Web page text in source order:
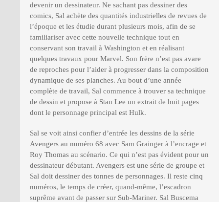
devenir un dessinateur. Ne sachant pas dessiner des
comics, Sal achète des quantités industrielles de revues de
l’époque et les étudie durant plusieurs mois, afin de se
familiariser avec cette nouvelle technique tout en
conservant son travail à Washington et en réalisant
quelques travaux pour Marvel. Son frère n’est pas avare
de reproches pour l’aider à progresser dans la composition
dynamique de ses planches. Au bout d’une année
complète de travail, Sal commence à trouver sa technique
de dessin et propose à Stan Lee un extrait de huit pages
dont le personnage principal est Hulk.
Sal se voit ainsi confier d’entrée les dessins de la série
Avengers au numéro 68 avec Sam Grainger à l’encrage et
Roy Thomas au scénario. Ce qui n’est pas évident pour un
dessinateur débutant. Avengers est une série de groupe et
Sal doit dessiner des tonnes de personnages. Il reste cinq
numéros, le temps de créer, quand-même, l’escadron
suprême avant de passer sur Sub-Mariner. Sal Buscema